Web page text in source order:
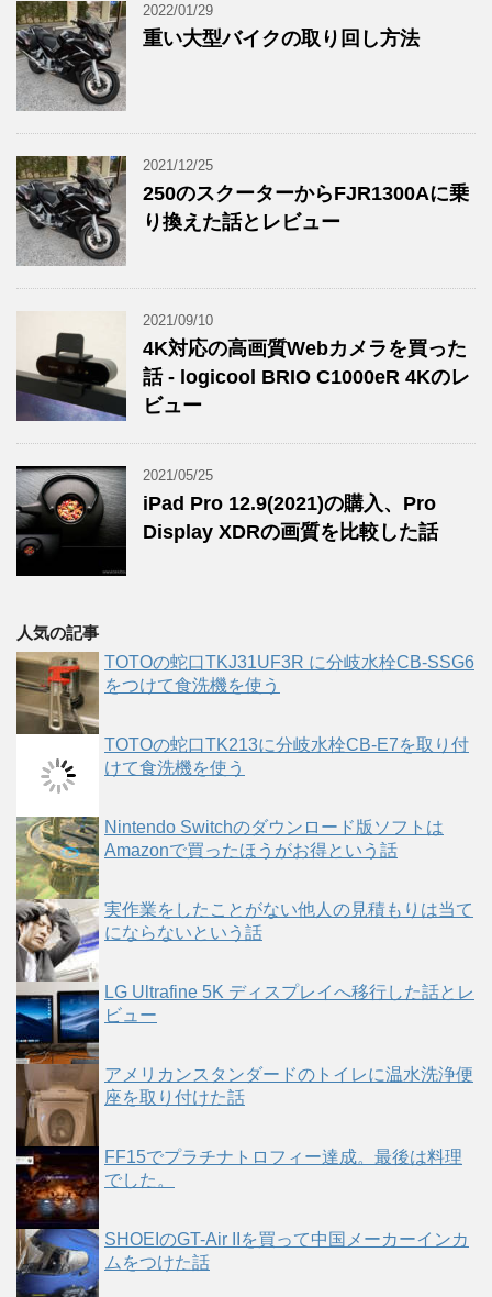
2022/01/29
重い大型バイクの取り回し方法
2021/12/25
250のスクーターからFJR1300Aに乗
り換えた話とレビュー
2021/09/10
4K対応の高画質Webカメラを買った
話 - logicool BRIO C1000eR 4Kのレ
ビュー
2021/05/25
iPad Pro 12.9(2021)の購入、Pro
Display XDRの画質を比較した話
人気の記事
TOTOの蛇口TKJ31UF3R に分岐水栓CB-SSG6
をつけて食洗機を使う
TOTOの蛇口TK213に分岐水栓CB-E7を取り付
けて食洗機を使う
Nintendo Switchのダウンロード版ソフトは
Amazonで買ったほうがお得という話
実作業をしたことがない他人の見積もりは当て
にならないという話
LG Ultrafine 5K ディスプレイへ移行した話とレ
ビュー
アメリカンスタンダードのトイレに温水洗浄便
座を取り付けた話
FF15でプラチナトロフィー達成。最後は料理
でした。
SHOEIのGT-Air IIを買って中国メーカーインカ
ムをつけた話